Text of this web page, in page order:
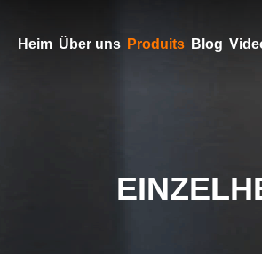
Heim Über uns Produits Blog